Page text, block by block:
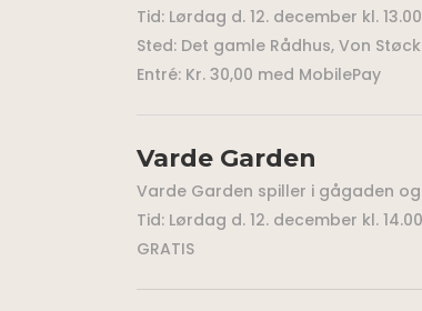
Tid: Lørdag d. 12. december kl.
Sted: Det gamle Rådhus, Von
Entré: Kr. 30,00 med MobilePay
Varde Garden
Varde Garden spiller i gågaden
Tid: Lørdag d. 12. december kl.
GRATIS